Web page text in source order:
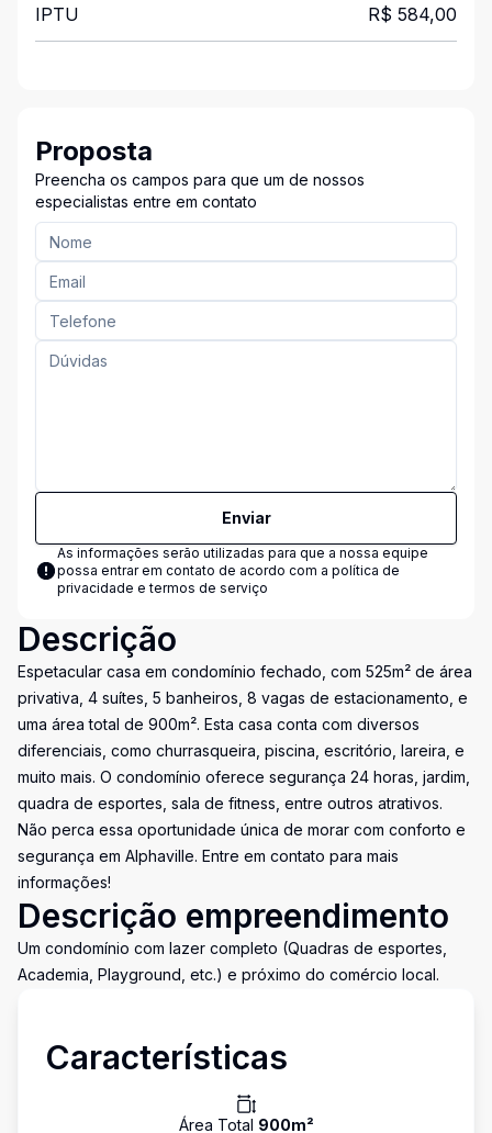
IPTU R$ 584,00
Proposta
Preencha os campos para que um de nossos
especialistas entre em contato
Enviar
As informações serão utilizadas para que a nossa equipe
possa entrar em contato de acordo com a política de
privacidade e termos de serviço
Descrição
Espetacular casa em condomínio fechado, com 525m² de área
privativa, 4 suítes, 5 banheiros, 8 vagas de estacionamento, e
uma área total de 900m². Esta casa conta com diversos
diferenciais, como churrasqueira, piscina, escritório, lareira, e
muito mais. O condomínio oferece segurança 24 horas, jardim,
quadra de esportes, sala de fitness, entre outros atrativos.
Não perca essa oportunidade única de morar com conforto e
segurança em Alphaville. Entre em contato para mais
informações!
Descrição empreendimento
Um condomínio com lazer completo (Quadras de esportes,
Academia, Playground, etc.) e próximo do comércio local.
Características
Área Total 900m²